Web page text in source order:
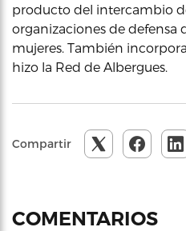
producto del intercambio
organizaciones de defensa
mujeres. También
hizo la Red de Albergues.
Compartir
COMENTARIOS